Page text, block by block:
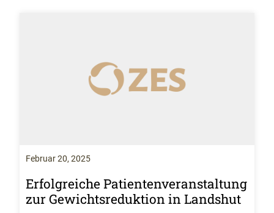
Februar 20, 2025
Erfolgreiche Patientenveranstaltung
zur Gewichtsreduktion in Landshut